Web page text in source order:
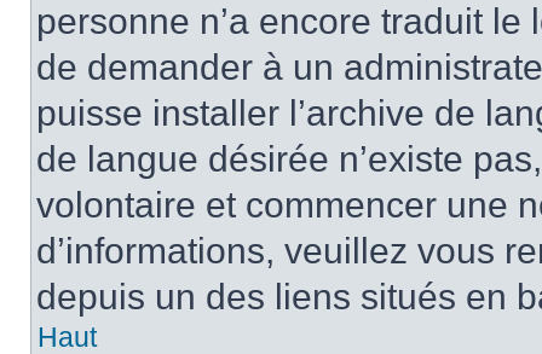
personne n’a encore traduit
de demander à un
puisse installer l’archive de
de langue désirée n’existe
volontaire et commencer une
d’informations, veuillez vous
depuis un des liens situés en
Haut